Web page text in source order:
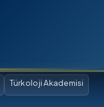
Türkoloji Akademisi